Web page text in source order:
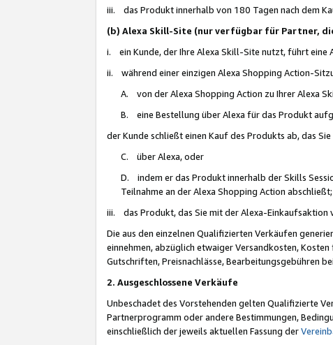
iii. das Produkt innerhalb von 180 Tagen nach dem
(b) Alexa Skill-Site (nur verfügbar für Partner,
i. ein Kunde, der Ihre Alexa Skill-Site nutzt, führt eine
ii. während einer einzigen Alexa Shopping Action-
A. von der Alexa Shopping Action zu Ihrer Alexa
B. eine Bestellung über Alexa für das Produkt
der Kunde schließt einen Kauf des Produkts ab, das
C. über Alexa, oder
D. indem er das Produkt innerhalb der Skills
Teilnahme an der Alexa Shopping Action
iii. das Produkt, das Sie mit der Alexa-Einkaufsaktion
Die aus den einzelnen Qualifizierten Verkäufen
einnehmen, abzüglich etwaiger Versandkosten,
Gutschriften, Preisnachlässe, Bearbeitungsgebühren
2. Ausgeschlossene Verkäufe
Unbeschadet des Vorstehenden gelten Qualifizierte
Partnerprogramm oder andere Bestimmungen,
einschließlich der jeweils aktuellen Fassung der